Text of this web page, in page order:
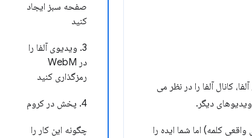
صفحه سبز ایجاد
کنید
3. ویدیوی آلفا را
در WebM
رمزگذاری کنید
4. پخش در کروم
چگونه این کار را
آلفا، کانال آلفا را در نظر می
دیگر.
کلمه) اما شما ایده را